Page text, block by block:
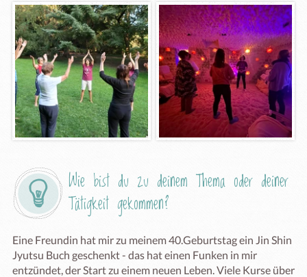
Wie bist du zu deinem Thema oder deiner
Tätigkeit gekommen?
Eine Freundin hat mir zu meinem 40.Geburtstag ein Jin Shin
Jyutsu Buch geschenkt - das hat einen Funken in mir
entzündet, der Start zu einem neuen Leben. Viele Kurse über